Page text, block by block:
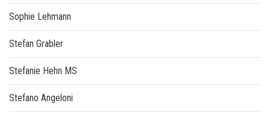
Sophie Lehmann
Stefan Grabler
Stefanie Hehn MS
Stefano Angeloni